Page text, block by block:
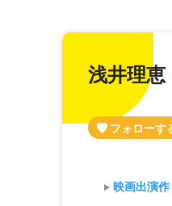
浅井理恵
映画出演作